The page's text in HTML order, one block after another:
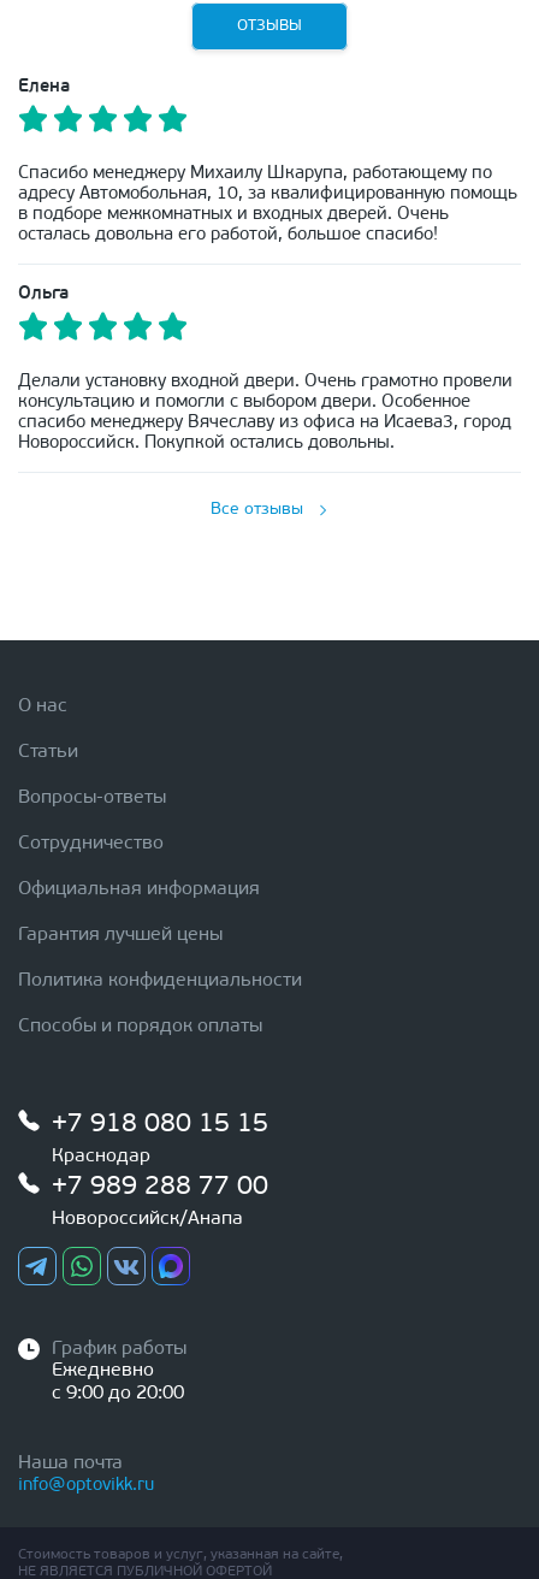
ОТЗЫВЫ
Елена
Спасибо менеджеру Михаилу Шкарупа, работающему по
адресу Автомобольная, 10, за квалифицированную помощь
в подборе межкомнатных и входных дверей. Очень
осталась довольна его работой, большое спасибо!
Ольга
Делали установку входной двери. Очень грамотно провели
консультацию и помогли с выбором двери. Особенное
спасибо менеджеру Вячеславу из офиса на Исаева3, город
Новороссийск. Покупкой остались довольны.
Все отзывы
О нас
Статьи
Вопросы-ответы
Сотрудничество
Официальная информация
Гарантия лучшей цены
Политика конфиденциальности
Способы и порядок оплаты
+7 918 080 15 15
Краснодар
+7 989 288 77 00
Новороссийск/Анапа
График работы
Ежедневно
с 9:00 до 20:00
Наша почта
info@optovikk.ru
Стоимость товаров и услуг, указанная на сайте,
НЕ ЯВЛЯЕТСЯ ПУБЛИЧНОЙ ОФЕРТОЙ